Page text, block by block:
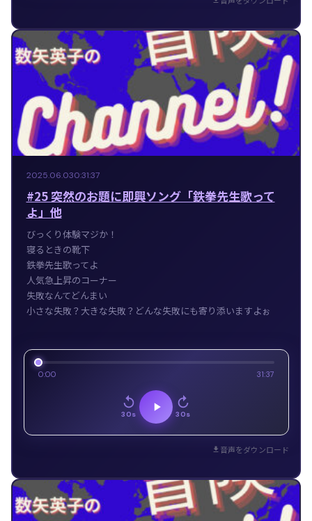
2025.06.030:31:37
#25 突然のお題に即興ソング「鉄拳先生歌って
よ」他
びっくり体験マジか！
寝るときの靴下
鉄拳先生歌ってよ
人気急上昇のコーナー
失敗なんてどんまい
小さな失敗？大きな失敗？どんな失敗にも寄り添いますよぉ
0:00 31:37
30s 30s
音声をダウンロード